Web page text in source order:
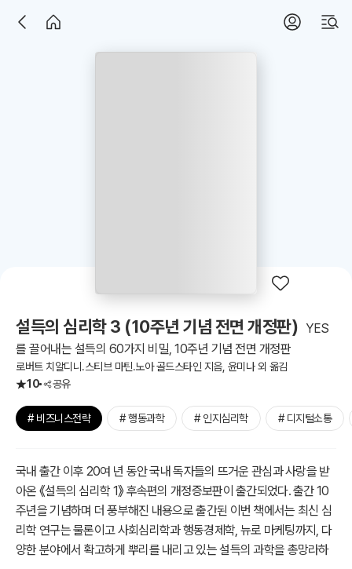
설득의 심리학 3 (10주년 기념 전면 개정판) YES
를 끌어내는 설득의 60가지 비밀, 10주년 기념 전면 개정판
로버트 치알디니.스티브 마틴.노아 골드스타인 지음, 윤미나 외 옮김
10
공유
# 비즈니스전략 # 행동과학 # 인지심리학 # 디지털소통
국내 출간 이후 20여 년 동안 국내 독자들의 뜨거운 관심과 사랑을 받
아온 《설득의 심리학 1》 후속편의 개정증보판이 출간되었다. 출간 10
주년을 기념하며 더 풍부해진 내용으로 출간된 이번 책에서는 최신 심
리학 연구는 물론이고 사회심리학과 행동경제학, 뉴로 마케팅까지, 다
양한 분야에서 확고하게 뿌리를 내리고 있는 설득의 과학을 총망라하